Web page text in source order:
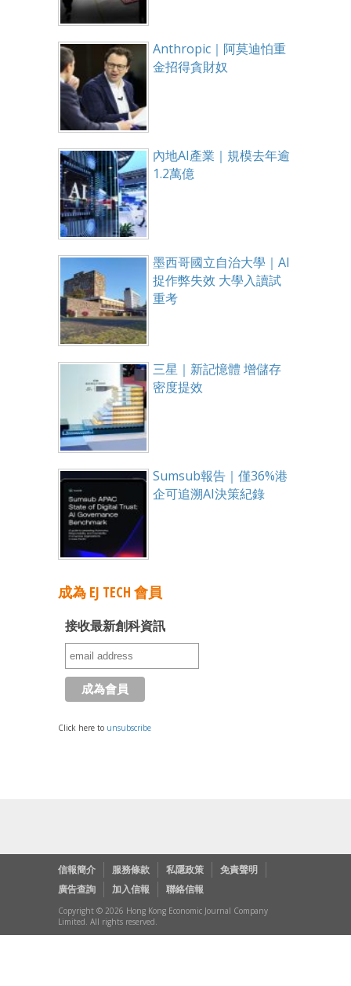
Anthropic｜阿莫迪怕重
金招得貪財奴
內地AI產業｜規模去年逾
1.2萬億
墨西哥國立自治大學｜AI
捉作弊失效 大學入讀試
重考
三星｜新記憶體 增儲存
密度提效
Sumsub報告｜僅36%港
企可追溯AI決策紀錄
成為 EJ TECH 會員
接收最新創科資訊
Click here to unsubscribe
信報簡介 服務條款 私隱政策
免責聲明
廣告查詢
加入信報 聯絡信報
Copyright © 2026 Hong Kong Economic Journal Company
Limited. All rights reserved.